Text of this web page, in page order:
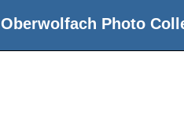
Oberwolfach Photo